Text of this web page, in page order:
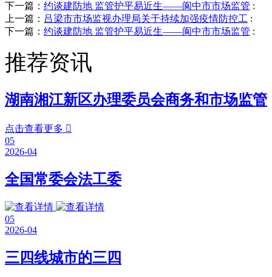
下一篇： 约谈建防地 监管护平易近生——阆中市市场监管 :
上一篇： 吕梁市市场监视办理局关于持续加强疫情防控工 :
下一篇： 约谈建防地 监管护平易近生——阆中市市场监管 :
推荐资讯
湖南湘江新区办理委员会商务和市场监管
点击查看更多 
05
2026-04
全国常委会法工委
05
2026-04
三四线城市的三四